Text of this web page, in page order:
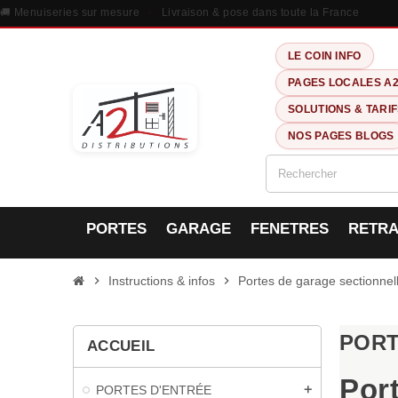
🚚 Menuiseries sur mesure Livraison & pose dans toute la France
LE COIN INFO
PAGES LOCALES
SOLUTIONS &
NOS PAGES BLOGS
PORTES GARAGE FENETRES
chevron_right Instructions & infos chevron_right Portes de garage
ACCUEIL
PORTES D'ENTRÉE add